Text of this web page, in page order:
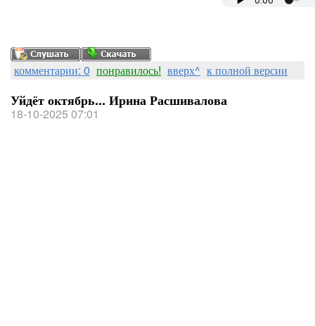
комментарии: 0 понравилось! вверх^ к полной версии
Уйдёт октябрь... Ирина Расшивалова
18-10-2025 07:01